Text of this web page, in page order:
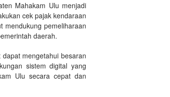
Mahakam Ulu menjadi
cek pajak kendaraan
mendukung pemeliharaan
daerah.
mengetahui besaran
sistem digital yang
Ulu secara cepat dan